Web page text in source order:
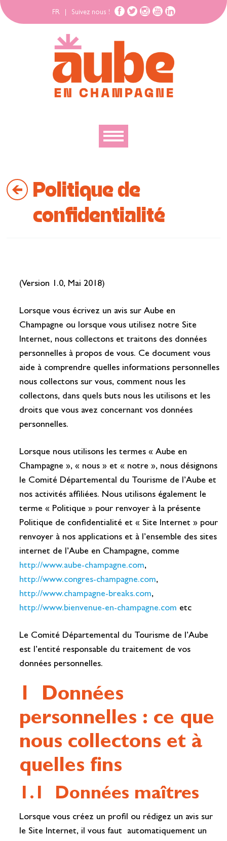
FR Suivez nous !
Explorer
Se loger
Politique de
confidentialité
(Version 1.0, Mai 2018)
Lorsque vous écrivez un avis sur Aube en
Champagne ou lorsque vous utilisez notre Site
Internet, nous collectons et traitons des données
personnelles à propos de vous. Ce document vous
aide à comprendre quelles informations personnelles
nous collectons sur vous, comment nous les
collectons, dans quels buts nous les utilisons et les
droits que vous avez concernant vos données
personnelles.
Lorsque nous utilisons les termes « Aube en
Champagne », « nous » et « notre », nous désignons
le Comité Départemental du Tourisme de l’Aube et
nos activités affiliées. Nous utilisons également le
terme « Politique » pour renvoyer à la présente
Politique de confidentialité et « Site Internet » pour
renvoyer à nos applications et à l’ensemble des sites
internet de l’Aube en Champagne, comme
http://www.aube-champagne.com,
http://www.congres-champagne.com,
http://www.champagne-breaks.com,
http://www.bienvenue-en-champagne.com etc
Le Comité Départemental du Tourisme de l’Aube
est l’entité responsable du traitement de vos
données personnelles.
1 Données
personnelles : ce que
nous collectons et à
quelles fins
1.1 Données maîtres
Lorsque vous créez un profil ou rédigez un avis sur
le Site Internet, il vous faut automatiquement un